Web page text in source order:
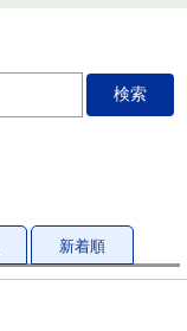
新着順